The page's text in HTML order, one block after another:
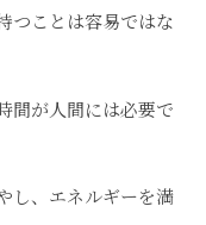
つことは容易ではな
間が人間には必要で
し、エネルギーを満